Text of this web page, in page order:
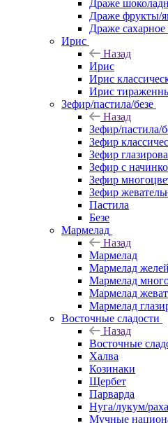
Драже
Драже фрукты/
Драже
Ирис
Назад
Ирис
Ирис
Ирис
Зефир/пастила/безе
Назад
Зефир/пастила/
Зефир
Зефир
Зефир с
Зефир
Зефир
Пастила
Безе
Мармелад
Назад
Мармелад
Мармелад
Мармелад
Мармелад
Мармелад
Восточные сладости
Назад
Восточные
Халва
Козинаки
Щербет
Парварда
Нуга/лукум/
Мучные